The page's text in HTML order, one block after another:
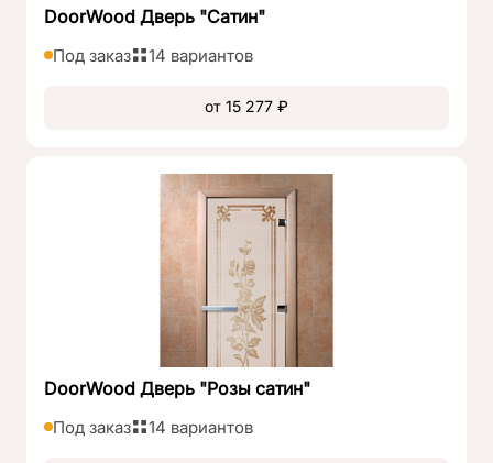
DoorWood Дверь "Сатин"
Под заказ 14 вариантов
от 15 277 ₽
DoorWood Дверь "Розы сатин"
Под заказ 14 вариантов